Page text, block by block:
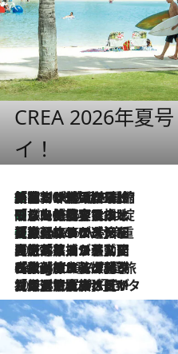
CREA 2026年夏
イ！
2026.8.6
「荷物が増えるほど旅ストレスは増す」美容ジャーナリストがたどり着いた最終結論。“化粧品を劇的に減らす”感動の凝縮美容とは
2026.8.6
「旅先には金髪ウィッグを持参」日本と同じメイクでは損してる!? 美容ジャーナリストが提案する“掟破りの旅美容”とは
2026.8.6
【厳選旅コスメ】「身軽さ＆UV対策重視！」ヘアアーティストshucoが選んだ夏旅ベストコスメを発表【Mサイズジップ】
2026.8.5
【厳選旅コスメ】国内をあちこち移動する河井菜摘が選んだ夏旅ベストコスメ発表！「リラックスアイテムはマスト」【Mサイズジップ】
2026.8.4
【厳選旅コスメ】「紫外線＆乾燥対策しながらメイク感も！」ヘア＆メイクGeorgeが選んだ夏旅ベストコスメを発表！【Mサイズジップ】
2026.8.3
【厳選旅コスメ】「保湿もタイパ重視！」“サウナ好き”タレント清水みさとが愛用する夏旅ベストコスメを発表！【Mサイズジップ】